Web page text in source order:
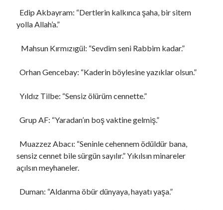
Edip Akbayram: “Dertlerin kalkınca şaha, bir sitem
yolla Allah’a.”
Mahsun Kırmızıgül: “Sevdim seni Rabbim kadar.”
Orhan Gencebay: “Kaderin böylesine yazıklar olsun.”
Yıldız Tilbe: “Sensiz ölürüm cennette.”
Grup AF: “Yaradan’ın boş vaktine gelmiş.”
Muazzez Abacı: “Seninle cehennem ödüldür bana,
sensiz cennet bile sürgün sayılır.” Yıkılsın minareler
açılsın meyhaneler.
Duman: “Aldanma öbür dünyaya, hayatı yaşa.”